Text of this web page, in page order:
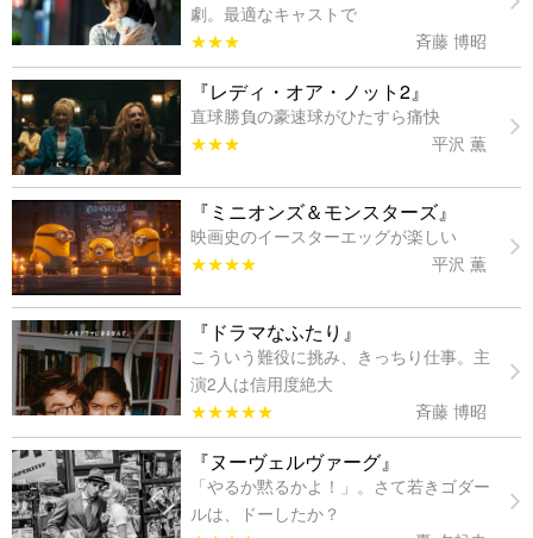
劇。最適なキャストで
★★★
斉藤 博昭
『レディ・オア・ノット2』
直球勝負の豪速球がひたすら痛快
★★★
平沢 薫
『ミニオンズ＆モンスターズ』
映画史のイースターエッグが楽しい
★★★★
平沢 薫
『ドラマなふたり』
こういう難役に挑み、きっちり仕事。主
演2人は信用度絶大
★★★★★
斉藤 博昭
『ヌーヴェルヴァーグ』
「やるか黙るかよ！」。さて若きゴダー
ルは、ドーしたか？